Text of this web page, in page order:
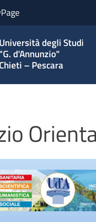
Università degli Studi
"G. d'Annunzio"
Chieti – Pescara